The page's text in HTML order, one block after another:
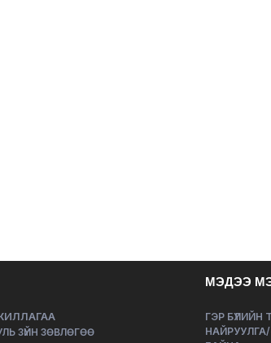
ЗҮЙН ЗӨВЛӨГӨӨ
МЭДЭЭ
ГЭР